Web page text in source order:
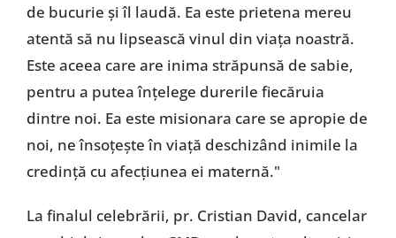
de bucurie şi îl laudă. Ea este prietena mereu
atentă să nu lipsească vinul din viaţa noastră.
Este aceea care are inima străpunsă de sabie,
pentru a putea înţelege durerile fiecăruia
dintre noi. Ea este misionara care se apropie de
noi, ne însoţeşte în viaţă deschizând inimile la
credinţă cu afecţiunea ei maternă."
La finalul celebrării, pr. Cristian David, cancelar